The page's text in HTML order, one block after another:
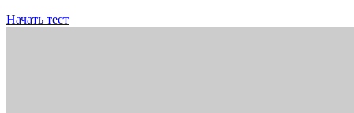
Начать тест